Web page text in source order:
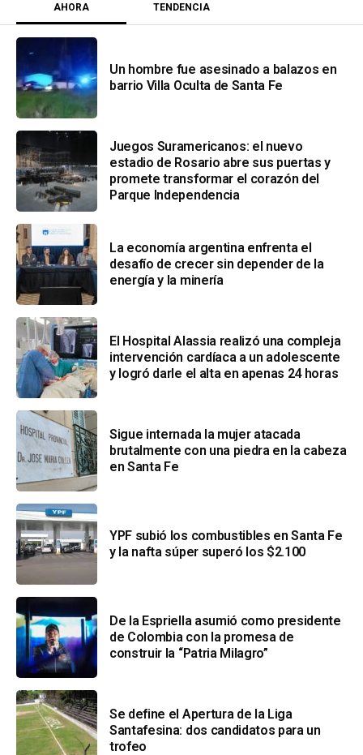
AHORA TENDENCIA
Un hombre fue asesinado a balazos en
barrio Villa Oculta de Santa Fe
Juegos Suramericanos: el nuevo
estadio de Rosario abre sus puertas y
promete transformar el corazón del
Parque Independencia
La economía argentina enfrenta el
desafío de crecer sin depender de la
energía y la minería
El Hospital Alassia realizó una compleja
intervención cardíaca a un adolescente
y logró darle el alta en apenas 24 horas
Sigue internada la mujer atacada
brutalmente con una piedra en la cabeza
en Santa Fe
YPF subió los combustibles en Santa Fe
y la nafta súper superó los $2.100
De la Espriella asumió como presidente
de Colombia con la promesa de
construir la “Patria Milagro”
Se define el Apertura de la Liga
Santafesina: dos candidatos para un
trofeo